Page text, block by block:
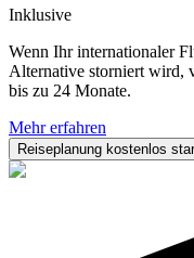
Inklusive
Wenn Ihr internationaler
Alternative storniert wird,
bis zu 24 Monate.
Mehr erfahren
Reiseplanung kostenlos